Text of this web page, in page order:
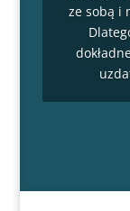
ze sobą i